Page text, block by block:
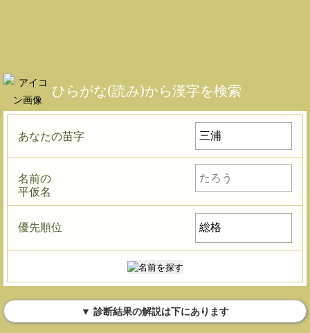
ひらがな(読み)から漢字を検索
あなたの苗字
名前の
平仮名
優先順位
▼ 診断結果の解説は下にあります